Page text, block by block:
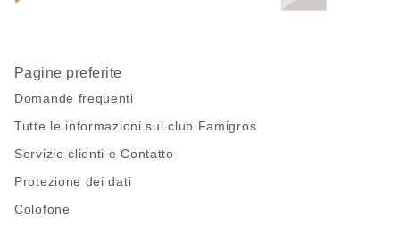
Pagine preferite
Domande frequenti
Tutte le informazioni sul club Famigros
Servizio clienti e Contatto
Protezione dei dati
Colofone